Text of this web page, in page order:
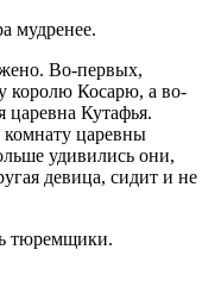
мудренее.
Во-первых,
королю Косарю, а во-
царевна Кутафья.
царевны
удивились они,
девица, сидит и не
тюремщики.